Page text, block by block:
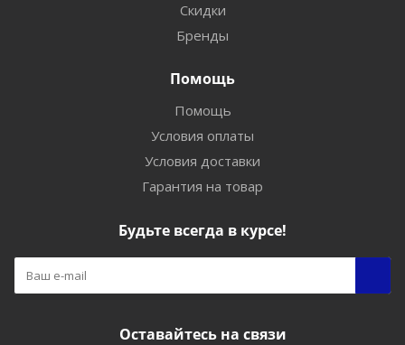
Скидки
Бренды
Помощь
Помощь
Условия оплаты
Условия доставки
Гарантия на товар
Будьте всегда в курсе!
Оставайтесь на связи